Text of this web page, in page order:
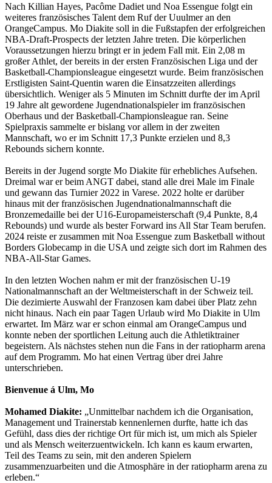
Nach Killian Hayes, Pacôme Dadiet und Noa Essengue folgt ein
weiteres französisches Talent dem Ruf der Uuulmer an den
OrangeCampus. Mo Diakite soll in die Fußstapfen der erfolgreichen
NBA-Draft-Prospects der letzten Jahre treten. Die körperlichen
Voraussetzungen hierzu bringt er in jedem Fall mit. Ein 2,08 m
großer Athlet, der bereits in der ersten Französischen Liga und der
Basketball-Championsleague eingesetzt wurde. Beim französischen
Erstligisten Saint-Quentin waren die Einsatzzeiten allerdings
übersichtlich. Weniger als 5 Minuten im Schnitt durfte der im April
19 Jahre alt gewordene Jugendnationalspieler im französischen
Oberhaus und der Basketball-Championsleague ran. Seine
Spielpraxis sammelte er bislang vor allem in der zweiten
Mannschaft, wo er im Schnitt 17,3 Punkte erzielen und 8,3
Rebounds sichern konnte.
Bereits in der Jugend sorgte Mo Diakite für erhebliches Aufsehen.
Dreimal war er beim ANGT dabei, stand alle drei Male im Finale
und gewann das Turnier 2022 in Varese. 2022 holte er darüber
hinaus mit der französischen Jugendnationalmannschaft die
Bronzemedaille bei der U16-Europameisterschaft (9,4 Punkte, 8,4
Rebounds) und wurde als bester Forward ins All Star Team berufen.
2024 reiste er zusammen mit Noa Essengue zum Basketball without
Borders Globecamp in die USA und zeigte sich dort im Rahmen des
NBA-All-Star Games.
In den letzten Wochen nahm er mit der französischen U-19
Nationalmannschaft an der Weltmeisterschaft in der Schweiz teil.
Die dezimierte Auswahl der Franzosen kam dabei über Platz zehn
nicht hinaus. Nach ein paar Tagen Urlaub wird Mo Diakite in Ulm
erwartet. Im März war er schon einmal am OrangeCampus und
konnte neben der sportlichen Leitung auch die Athletiktrainer
begeistern. Als nächstes stehen nun die Fans in der ratiopharm arena
auf dem Programm. Mo hat einen Vertrag über drei Jahre
unterschrieben.
Bienvenue á Ulm, Mo
Mohamed Diakite: „Unmittelbar nachdem ich die Organisation,
Management und Trainerstab kennenlernen durfte, hatte ich das
Gefühl, dass dies der richtige Ort für mich ist, um mich als Spieler
und als Mensch weiterzuentwickeln. Ich kann es kaum erwarten,
Teil des Teams zu sein, mit den anderen Spielern
zusammenzuarbeiten und die Atmosphäre in der ratiopharm arena zu
erleben.“